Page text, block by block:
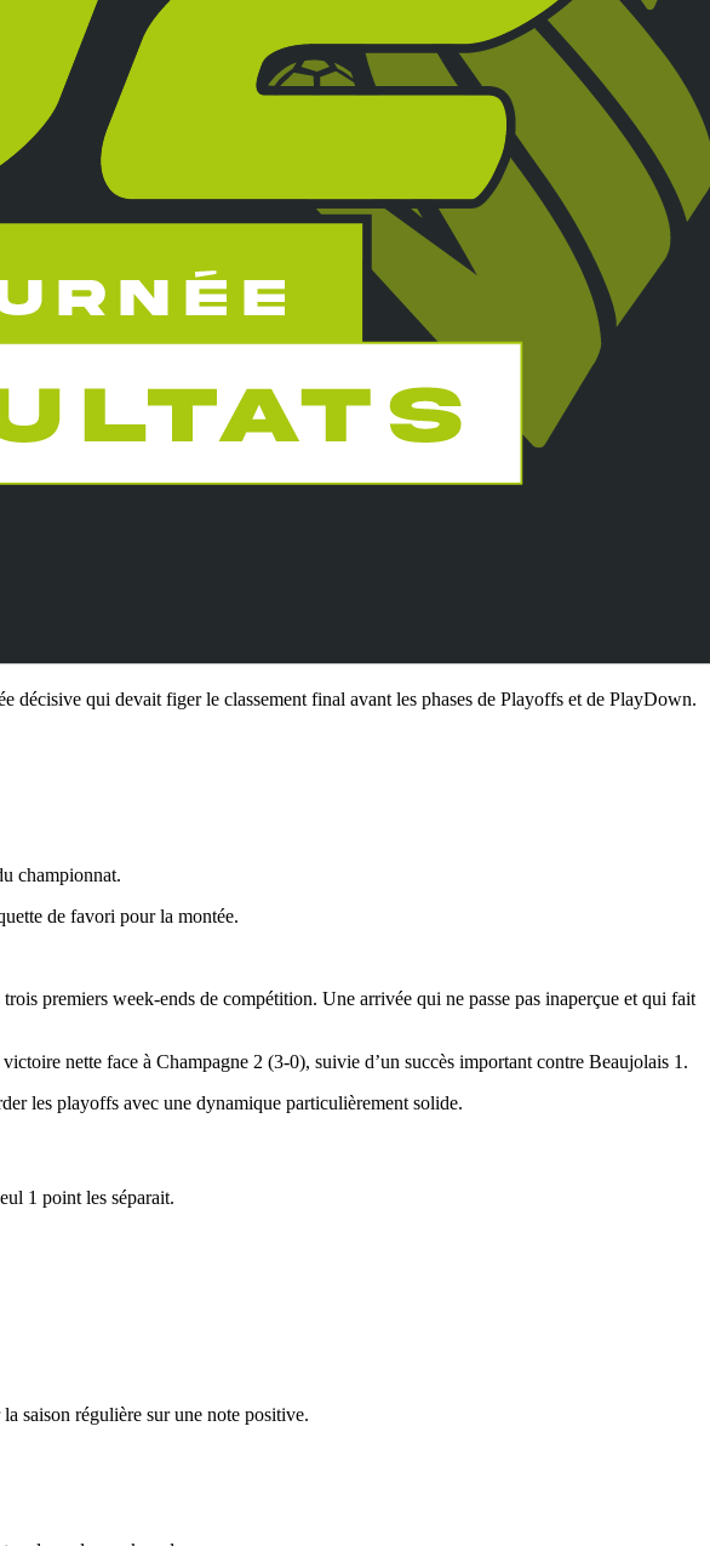
qui devait figer le classement final avant les phases de Playoffs et de PlayDown.
championnat.
de favori pour la montée.
premiers week-ends de compétition. Une arrivée qui ne passe pas inaperçue et qui fait
nette face à Champagne 2 (3-0), suivie d’un succès important contre Beaujolais 1.
les playoffs avec une dynamique particulièrement solide.
1 point les séparait.
saison régulière sur une note positive.